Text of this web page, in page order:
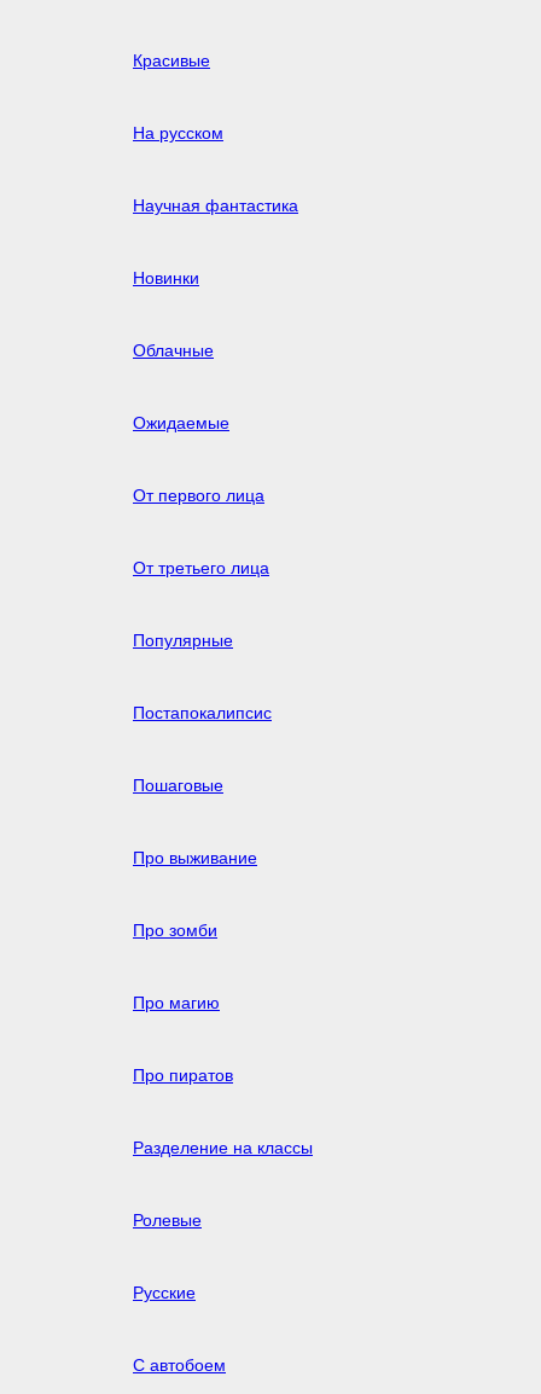
Красивые
На русском
Научная фантастика
Новинки
Облачные
Ожидаемые
От первого лица
От третьего лица
Популярные
Постапокалипсис
Пошаговые
Про выживание
Про зомби
Про магию
Про пиратов
Разделение на классы
Ролевые
Русские
С автобоем